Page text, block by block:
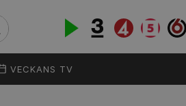
VECKANS TV